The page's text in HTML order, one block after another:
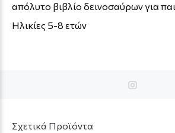
απόλυτο βιβλίο δεινοσαύρων για
Ηλικίες 5-8 ετών
Σχετικά Προϊόντα